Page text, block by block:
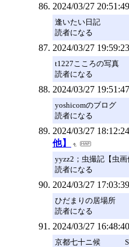
2024/03/27 20:51:49
逢いたい日記
読者になる
2024/03/27 19:59:23
t1227こころの写真
読者になる
2024/03/27 19:51:47
yoshicomのブログ
読者になる
2024/03/27 18:12:24
他】
yyzz2；虫撮記【虫画
読者になる
2024/03/27 17:03:39
ひだまりの居場所
読者になる
2024/03/27 16:48:40
京都七十ニ候